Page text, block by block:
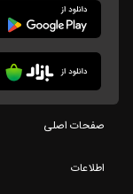
صفحات اصلی
اطلاعات